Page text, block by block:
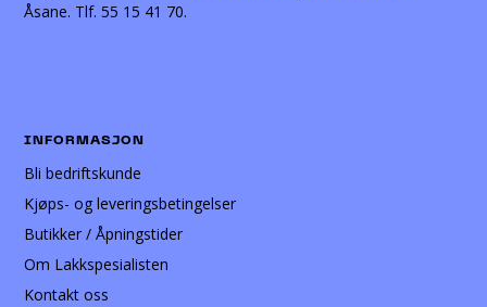
Åsane. Tlf. 55 15 41 70.
INFORMASJON
Bli bedriftskunde
Kjøps- og leveringsbetingelser
Butikker / Åpningstider
Om Lakkspesialisten
Kontakt oss